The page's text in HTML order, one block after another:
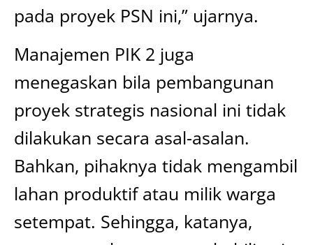
pada proyek PSN ini,” ujarnya.
Manajemen PIK 2 juga
menegaskan bila pembangunan
proyek strategis nasional ini tidak
dilakukan secara asal-asalan.
Bahkan, pihaknya tidak mengambil
lahan produktif atau milik warga
setempat. Sehingga, katanya,